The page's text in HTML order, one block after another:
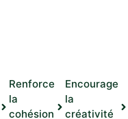
Renforce
la
cohésion
Encourage
la
créativité